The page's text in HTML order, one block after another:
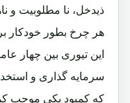
ذیدخل، نا مطلوبیت و
هر چرخ بطور خودکار
این تیوری بین چهار
سرمایه گذاری و
که کمبود یکی موجب